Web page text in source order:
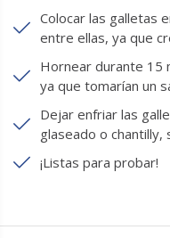
Colocar las galletas
entre ellas, ya que
Hornear durante 15
ya que tomarían un
Dejar enfriar las
glaseado o chantilly,
¡Listas para probar!